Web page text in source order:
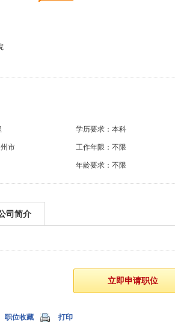
学历要求： 本科
市 工作年限： 不限
年龄要求： 不限
司简介
职位收藏 打印